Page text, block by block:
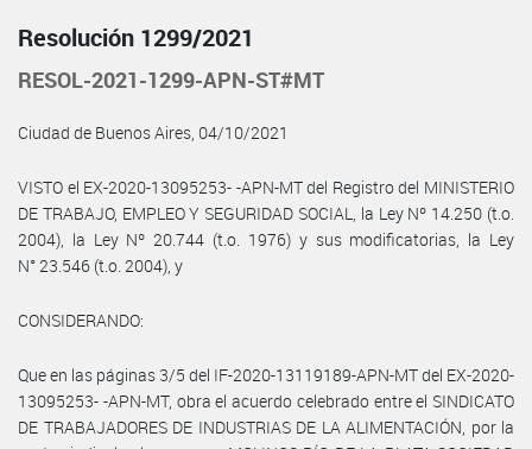
Resolución 1299/2021
RESOL-2021-1299-APN-ST#MT
Ciudad de Buenos Aires, 04/10/2021
VISTO el EX-2020-13095253- -APN-MT del Registro del MINISTERIO
DE TRABAJO, EMPLEO Y SEGURIDAD SOCIAL, la Ley Nº 14.250 (t.o.
2004), la Ley Nº 20.744 (t.o. 1976) y sus modificatorias, la Ley
N° 23.546 (t.o. 2004), y
CONSIDERANDO:
Que en las páginas 3/5 del IF-2020-13119189-APN-MT del EX-2020-
13095253- -APN-MT, obra el acuerdo celebrado entre el SINDICATO
DE TRABAJADORES DE INDUSTRIAS DE LA ALIMENTACIÓN, por la